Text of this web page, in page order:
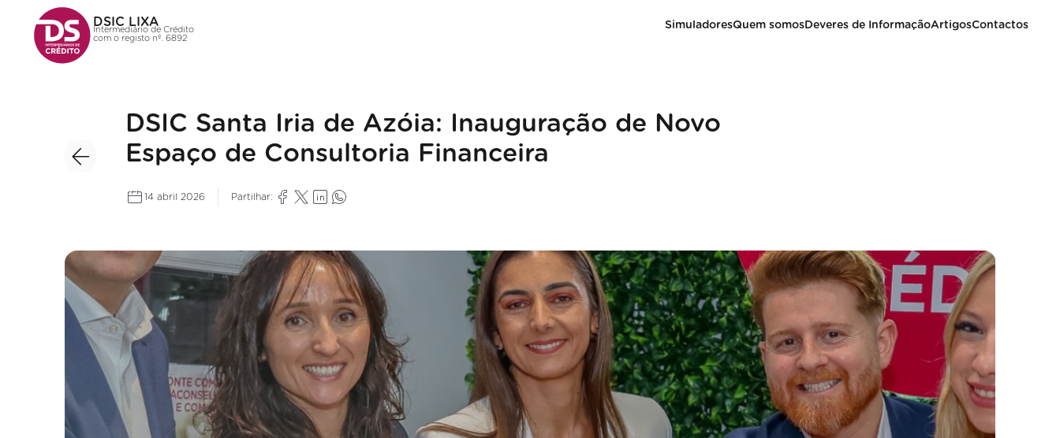
DSIC LIXA
Intermediário de Crédito
com o registo nº. 6892
SimuladoresQuem somosDeveres de InformaçãoArtigosContactos
DSIC Santa Iria de Azóia: Inauguração de Novo
Espaço de Consultoria Financeira
14 abril 2026 Partilhar: